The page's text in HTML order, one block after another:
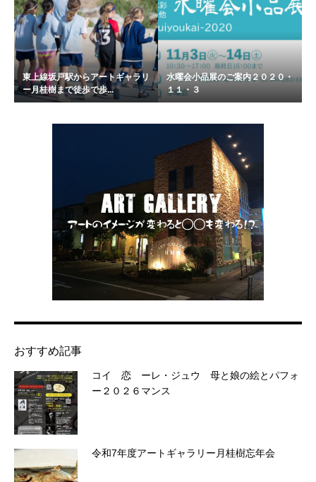
東上線坂戸駅からアートギャラリ
ー月桂樹まで徒歩で歩...
水曜会小品展のご案内２０２０・
１１・３
おすすめ記事
コイ 恋 ーレ・ジュウ 母と娘の絵とパフォ
ー２０２６マンス
令和7年度アートギャラリー月桂樹忘年会